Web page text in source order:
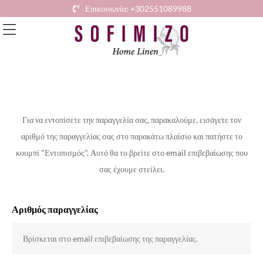
Επικοινωνία: +302551089988
Για να εντοπίσετε την παραγγελία σας, παρακαλούμε, εισάγετε τον
αριθμό της παραγγελίας σας στο παρακάτω πλαίσιο και πατήστε το
κουμπί "Εντοπισμός". Αυτό θα το βρείτε στο email επιβεβαίωσης που
σας έχουμε στείλει.
Αριθμός παραγγελίας